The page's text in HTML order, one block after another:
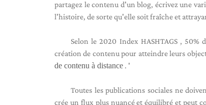
partagez le contenu d'un blog, écrivez une
l'histoire, de sorte qu'elle soit fraîche et
Selon le 2020 Index HASHTAGS , 50%
création de contenu pour atteindre leurs
de contenu à distance . '
Toutes les publications sociales ne
crée un flux plus nuancé et équilibré et peut